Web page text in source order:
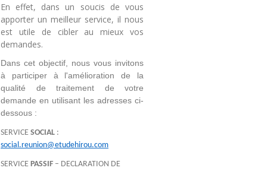
En effet, dans un soucis de vous
apporter un meilleur service, il nous
est utile de cibler au mieux vos
demandes.
Dans cet objectif, nous vous invitons
à participer à l'amélioration de la
qualité de traitement de votre
demande en utilisant les adresses ci-
dessous :
SERVICE SOCIAL :
social.reunion@etudehirou.com
SERVICE PASSIF – DECLARATION DE